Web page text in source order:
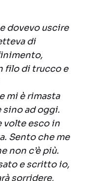
dovevo uscire
di
filo di trucco e
mi è rimasta
sino ad oggi.
volte esco in
Sento che me
non c’è più.
e scritto io,
sorridere,